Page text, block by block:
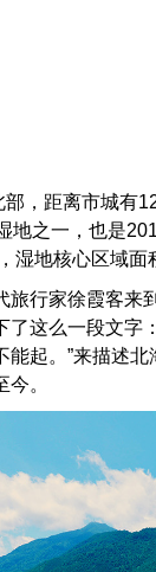
，距离市城有
之一，也是
湿地核心区域面
旅行家徐霞客来
这么一段文字
起。”来描述
。